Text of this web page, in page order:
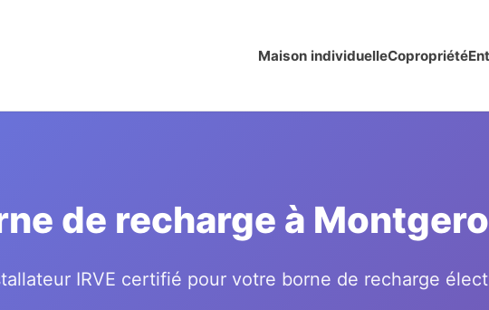
Maison individuelleCopropriété
de recharge à
IRVE certifié pour votre borne de recharge